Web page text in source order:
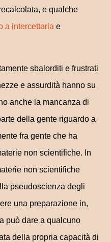
e qualche
a intercettarla e
sbalorditi e frustrati
e assurdità hanno su
anche la mancanza di
della gente riguardo a
fra gente che ha
non scientifiche. In
non scientifiche
pseudoscienza degli
una preparazione in,
può dare a qualcuno
della propria capacità di